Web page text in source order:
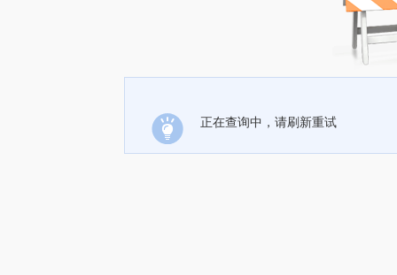
正在查询中，请刷新重试